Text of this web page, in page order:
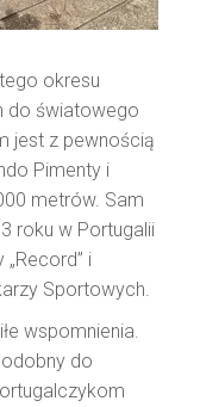
okresu
do światowego
jest z pewnością
Pimenty i
metrów. Sam
roku w Portugalii
i
Sportowych.
wspomnienia.
do